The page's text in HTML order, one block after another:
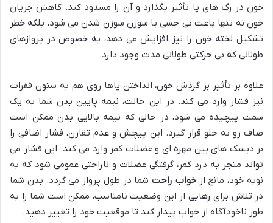
خون در رگ های پا تأثیر بگذارد و آن را مسدود کند. کاهش جریان
خون نه تنها باعث بی حسی یا سوزن سوزن شدن می شود، بلکه خطر
تشکیل لخته خون را نیز افزایش می دهد، به خصوص در پروازهای
طولانی که بی حرکتی طولانی مدت وجود دارد.
علاوه بر تأثیر بر گردش خون، انداختن پاها روی هم به ستون فقرات
نیز فشار وارد می کند. در این حالت، نیمه پایین بدن شما به یک
سمت پیچیده می شود، در حالی که نیمه بالایی بدن ممکن است
صاف رو به جلو قرار گیرد. این پیچش و عدم تقارن، فشار اضافی را
بر دیسک های بین مهره ای و عضلات کمر وارد می کند. این فشار می
تواند منجر به درد کمر، گرفتگی عضلات و ناراحتی عمومی شود که به
نوبه خود، مانع ازخواب راحتشما در طول پرواز می گردد. بدن شما
در تلاش برای رهایی از این وضعیت نامناسب، ممکن است شما را به
طور ناخودآگاه از خواب بیدار کند تا موقعیت خود را تغییر دهید.